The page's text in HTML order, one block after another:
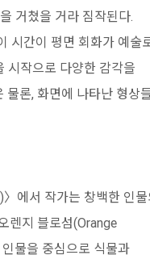
거쳤을 거라 짐작된다.
시간이 평면 회화가 예술
시작으로 다양한 감각을
론, 화면에 나타난 형상
에서 작가는 창백한 인물
렌지 블로섬(Orange
물을 중심으로 식물과